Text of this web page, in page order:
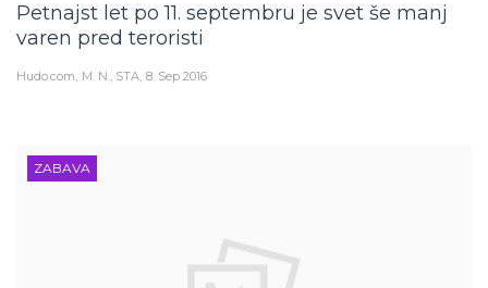
Petnajst let po 11. septembru je svet še manj
varen pred teroristi
Hudo.com M. N., STA 8. Sep 2016
ZABAVA